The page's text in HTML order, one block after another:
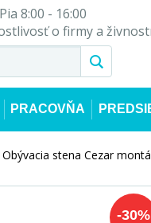
8:00 - 16:00
o firmy a
PRACOVŇA
Obývacia stena Cezar
-30%